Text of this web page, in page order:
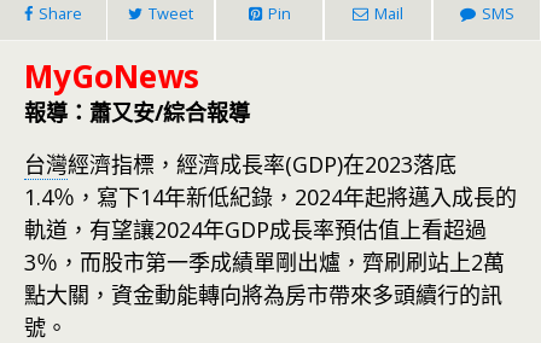
Share Tweet Pin Mail SMS
MyGoNews
報導：蕭又安/綜合報導
台灣經濟指標，經濟成長率(GDP)在2023落底
1.4％，寫下14年新低紀錄，2024年起將邁入成長的
軌道，有望讓2024年GDP成長率預估值上看超過
3％，而股市第一季成績單剛出爐，齊刷刷站上2萬
點大關，資金動能轉向將為房市帶來多頭續行的訊
號。